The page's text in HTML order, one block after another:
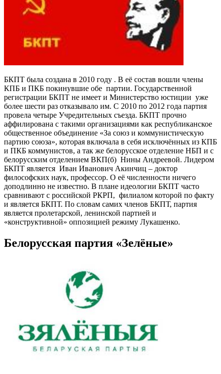
БКПТ была создана в 2010 году . В её состав вошли члены
КПБ и ПКБ покинувшие обе партии. Государственной
регистрации БКПТ не имеет и Министерство юстиции уже
более шести раз отказывало им. С 2010 по 2012 года партия
провела четыре Учредительных съезда. БКПТ прочно
аффилирована с такими организациями как республиканское
общественное объединение «За союз и коммунистическую
партию союза», которая включала в себя исключённых из КПБ
и ПКБ коммунистов, а так же белорусское отделение НБП и с
белорусским отделением ВКП(б) Нины Андреевой. Лидером
БКПТ является Иван Иванович Акинчиц – доктор
философских наук, профессор. О её численности ничего
доподлинно не известно. В плане идеологии БКПТ часто
сравнивают с российской РКРП, филиалом которой по факту
и является БКПТ. По словам самих членов БКПТ, партия
является пролетарской, ленинской партией и
«конструктивной» оппозицией режиму Лукашенко.
Белорусская партия «Зелёные»